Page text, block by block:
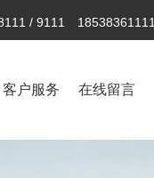
/ 9111 18538361111
客户服务 在线留言